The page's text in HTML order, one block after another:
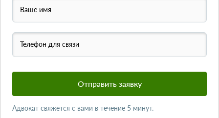
Ваше имя
Телефон для связи
Адвокат свяжется с вами в течение 5 минут.